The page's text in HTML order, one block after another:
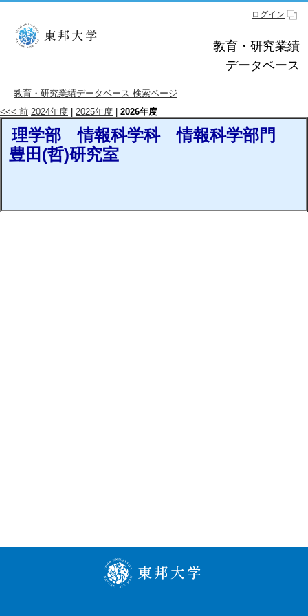
ログイン
教育・研究業績
データベース
教育・研究業績データベース 検索ページ
<<< 前 2024年度 2025年度 2026年度
理学部 情報科学科 情報科学部門
豊田(哲)研究室